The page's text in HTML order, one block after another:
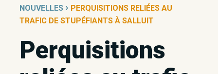
NOUVELLES › PERQUISITIONS RELIÉES AU
TRAFIC DE STUPÉFIANTS À SALLUIT
Perquisitions